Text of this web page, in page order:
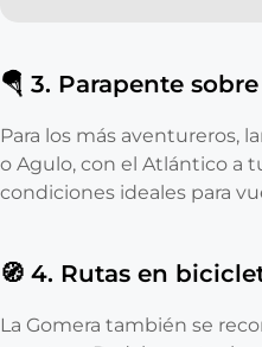
🪂 3. Parapente
Para los más aventureros,
o Agulo, con el Atlántico a
condiciones ideales para
🧭 4. Rutas en
La Gomera también se